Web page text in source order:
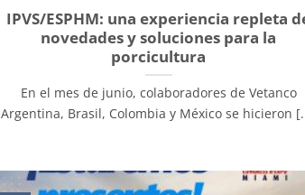
IPVS/ESPHM: una experiencia repleta
novedades y soluciones para la
porcicultura
En el mes de junio, colaboradores de Vetanco
Argentina, Brasil, Colombia y México se hicieron